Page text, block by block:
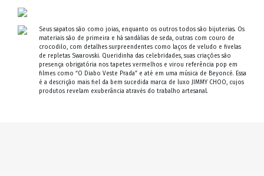
Seus sapatos são como joias, enquanto os outros todos são bijuterias. Os
materiais são de primeira e há sandálias de seda, outras com couro de
crocodilo, com detalhes surpreendentes como laços de veludo e fivelas
de repletas Swarovski. Queridinha das celebridades, suas criações são
presença obrigatória nos tapetes vermelhos e virou referência pop em
filmes como “O Diabo Veste Prada” e até em uma música de Beyoncé. Essa
é a descrição mais fiel da bem sucedida marca de luxo JIMMY CHOO, cujos
produtos revelam exuberância através do trabalho artesanal.